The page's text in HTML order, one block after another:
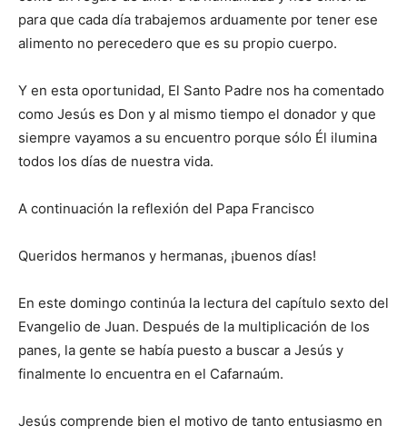
para que cada día trabajemos arduamente por tener ese
alimento no perecedero que es su propio cuerpo.
Y en esta oportunidad, El Santo Padre nos ha comentado
como Jesús es Don y al mismo tiempo el donador y que
siempre vayamos a su encuentro porque sólo Él ilumina
todos los días de nuestra vida.
A continuación la reflexión del Papa Francisco
Queridos hermanos y hermanas, ¡buenos días!
En este domingo continúa la lectura del capítulo sexto del
Evangelio de Juan. Después de la multiplicación de los
panes, la gente se había puesto a buscar a Jesús y
finalmente lo encuentra en el Cafarnaúm.
Jesús comprende bien el motivo de tanto entusiasmo en